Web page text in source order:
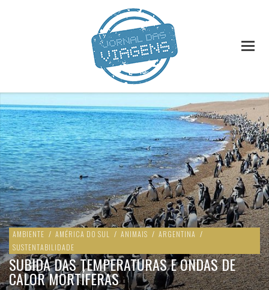
AMBIENTE / AMÉRICA DO SUL / ANIMAIS / ARGENTINA /
SUSTENTABILIDADE
SUBIDA DAS TEMPERATURAS E ONDAS DE
CALOR MORTÍFERAS